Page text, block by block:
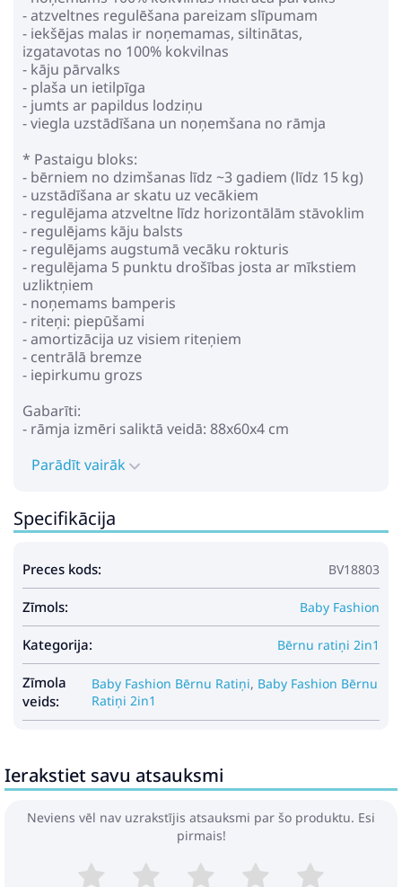
- atzveltnes regulēšana pareizam slīpumam
- iekšējas malas ir noņemamas, siltinātas,
izgatavotas no 100% kokvilnas
- kāju pārvalks
- plaša un ietilpīga
- jumts ar papildus lodziņu
- viegla uzstādīšana un noņemšana no rāmja
* Pastaigu bloks:
- bērniem no dzimšanas līdz ~3 gadiem (līdz 15 kg)
- uzstādīšana ar skatu uz vecākiem
- regulējama atzveltne līdz horizontālām stāvoklim
- regulējams kāju balsts
- regulējams augstumā vecāku rokturis
- regulējama 5 punktu drošības josta ar mīkstiem
uzliktņiem
- noņemams bamperis
- riteņi: piepūšami
- amortizācija uz visiem riteņiem
- centrālā bremze
- iepirkumu grozs
Gabarīti:
- rāmja izmēri saliktā veidā: 88x60x4 cm
- kulbas izmēri: 80x36x23 cm
- pastaigu bloka svars: 4,3 kg
- rāmis
- kulba ar pārvalku
- matracis kulbā
- pastaigu bloks ar kāju pārvalku
- ratu soma
Parādīt vairāk
Specifikācija
Preces kods: BV18803
Zīmols: Baby Fashion
Kategorija: Bērnu ratiņi 2in1
Zīmola
veids:
Baby Fashion Bērnu Ratiņi, Baby Fashion Bērnu
Ratiņi 2in1
Ierakstiet savu atsauksmi
Neviens vēl nav uzrakstījis atsauksmi par šo produktu. Esi
pirmais!